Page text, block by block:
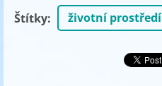
Štítky: životní prostředí